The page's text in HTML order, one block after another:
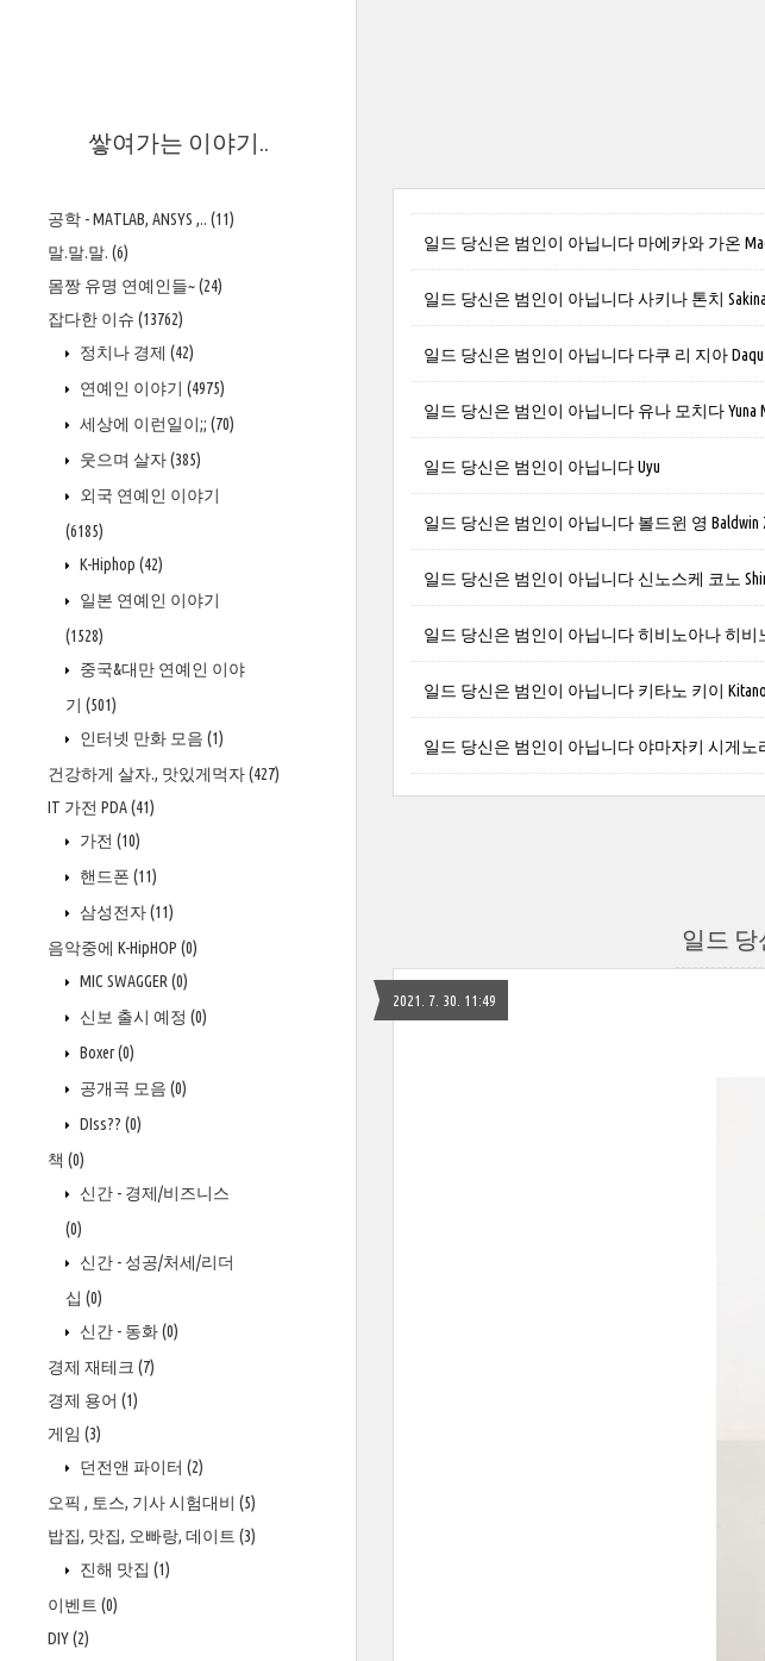
쌓여가는 이야기..
공학 - MATLAB, ANSYS ,.. (11)
말.말.말. (6)
몸짱 유명 연예인들~(24)
잡다한 이슈 (13762)
정치나 경제 (42)
연예인 이야기 (4975)
세상에 이런일이;; (70)
웃으며 살자(385)
외국 연예인 이야기
(6185)
K-Hiphop (42)
일본 연예인 이야기
(1528)
중국&대만 연예인 이야
기 (501)
인터넷 만화 모음 (1)
건강하게 살자., 맛있게먹자(427)
IT 가전 PDA(41)
가전 (10)
핸드폰 (11)
삼성전자(11)
음악중에 K-HipHOP (0)
MIC SWAGGER (0)
신보 출시 예정 (0)
Boxer(0)
공개곡 모음 (0)
DIss?? (0)
책 (0)
신간 - 경제/비즈니스
(0)
신간 - 성공/처세/리더
십 (0)
신간 - 동화(0)
경제 재테크 (7)
경제 용어 (1)
게임 (3)
던전앤 파이터 (2)
오픽 , 토스, 기사 시험대비 (5)
밥집, 맛집, 오빠랑, 데이트 (3)
진해 맛집 (1)
이벤트 (0)
DIY(2)
일드 당신은 범인이 아닙니다 마에카와 가온
일드 당신은 범인이 아닙니다 사키나 톤치 Sakina
일드 당신은 범인이 아닙니다 다쿠 리 지아 Daqu
일드 당신은 범인이 아닙니다 유나 모치다 Yuna
일드 당신은 범인이 아닙니다 Uyu
일드 당신은 범인이 아닙니다 볼드윈 영 Baldwin
일드 당신은 범인이 아닙니다 신노스케 코노
일드 당신은 범인이 아닙니다 히비노아나 히비
일드 당신은 범인이 아닙니다 키타노 키이
일드 당신은 범인이 아닙니다 야마자키 시게노리
일드 당
2021. 7. 30. 11:49